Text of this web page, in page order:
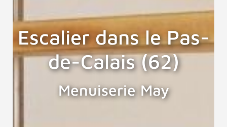
Escalier dans le Pas-
de-Calais (62)
Menuiserie May